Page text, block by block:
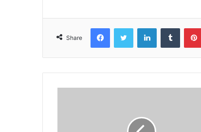
Share
FacebookTwitter LinkedInTumblr